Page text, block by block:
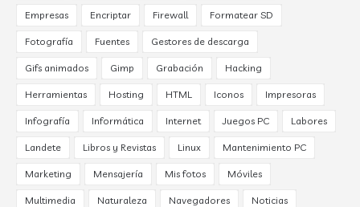
Empresas Encriptar Firewall Formatear SD
Fotografía Fuentes Gestores de descarga
Gifs animados Gimp Grabación Hacking
Herramientas Hosting HTML Iconos Impresoras
Infografía Informática Internet Juegos PC Labores
Landete Libros y Revistas Linux Mantenimiento PC
Marketing Mensajería Mis fotos Móviles
Multimedia Naturaleza Navegadores Noticias